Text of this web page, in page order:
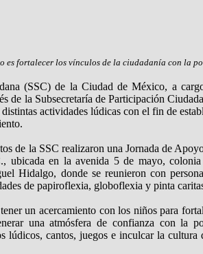
es fortalecer los vínculos de la ciudadanía con la
(SSC) de la Ciudad de México, a
de la Subsecretaría de Participación
actividades lúdicas con el fin de
de la SSC realizaron una Jornada de
ubicada en la avenida 5 de mayo, colonia
Hidalgo, donde se reunieron con
de papiroflexia, globoflexia y pinta
un acercamiento con los niños para
una atmósfera de confianza con la
lúdicos, cantos, juegos e inculcar la cultura